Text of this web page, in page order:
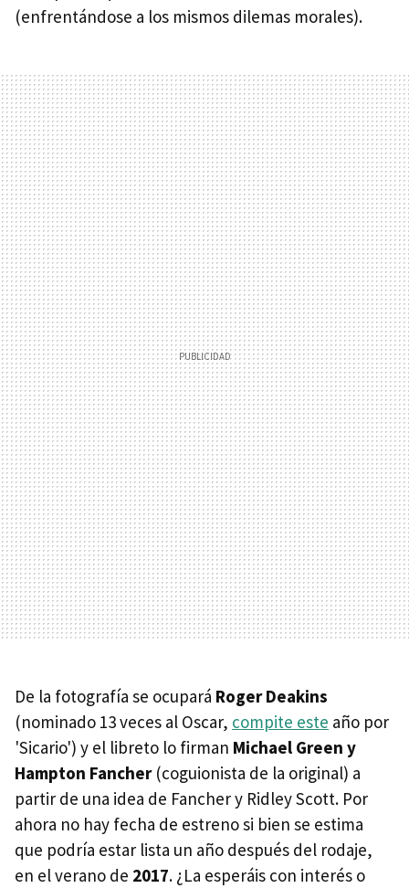
(enfrentándose a los mismos dilemas morales).
De la fotografía se ocupará Roger Deakins
(nominado 13 veces al Oscar, compite este año por
'Sicario') y el libreto lo firman Michael Green y
Hampton Fancher(coguionista de la original) a
partir de una idea de Fancher y Ridley Scott. Por
ahora no hay fecha de estreno si bien se estima
que podría estar lista un año después del rodaje,
en el verano de 2017. ¿La esperáis con interés o